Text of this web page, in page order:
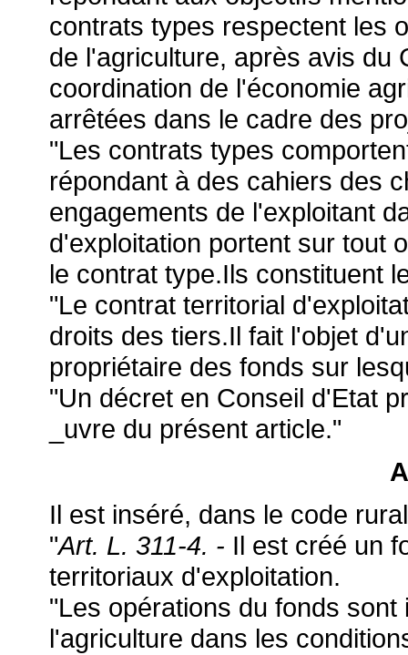
contrats types respectent les
de l'agriculture, après avis du
coordination de l'économie
arrêtées dans le cadre des
"Les contrats types
répondant à des cahiers des
engagements de l'exploitant
d'exploitation portent sur tout
le contrat type.Ils constituent
"Le contrat territorial
droits des tiers.Il fait l'objet
propriétaire des fonds sur
"Un décret en Conseil d'Etat
_uvre du présent article."
Il est inséré, dans le code
"Art. L. 311-4. - Il est créé un
territoriaux d'exploitation.
"Les opérations du fonds
l'agriculture dans les